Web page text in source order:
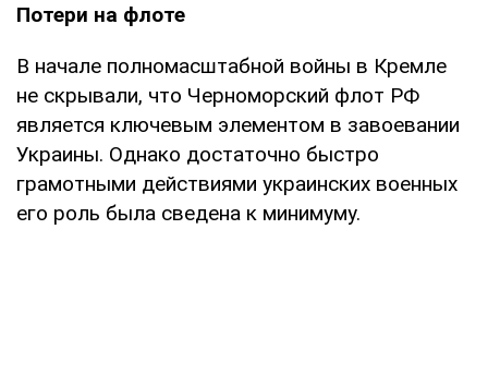
Потери на флоте
В начале полномасштабной войны в Кремле
не скрывали, что Черноморский флот РФ
является ключевым элементом в завоевании
Украины. Однако достаточно быстро
грамотными действиями украинских военных
его роль была сведена к минимуму.